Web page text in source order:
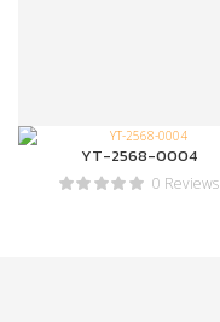
YT-2568-0004
0 Reviews